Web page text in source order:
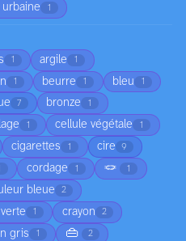
1
1 argile 1
1 beurre 1 bleu 1
7 bronze 1
1 cellule végétale 1
cigarettes 1 cire 9
cordage 1 🪢 1
bleue 2
1 crayon 2
gris 1 👜 2